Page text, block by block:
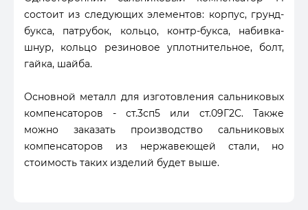
состоит из следующих элементов: корпус, грунд-
букса, патрубок, кольцо, контр-букса, набивка-
шнур, кольцо резиновое уплотнительное, болт,
гайка, шайба.
Основной металл для изготовления сальниковых
компенсаторов - ст.3сп5 или ст.09Г2С. Также
можно заказать производство сальниковых
компенсаторов из нержавеющей стали, но
стоимость таких изделий будет выше.